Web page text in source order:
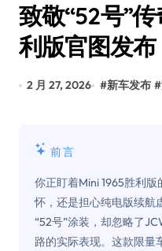
致敬“52号”
利版官图发布
2 月 27, 2026 #新车发布 #
前言
你正盯着Mini 1965胜利
怀，还是担心纯电版续航
“52号”涂装，却忽略了
路的实际表现。这款限量